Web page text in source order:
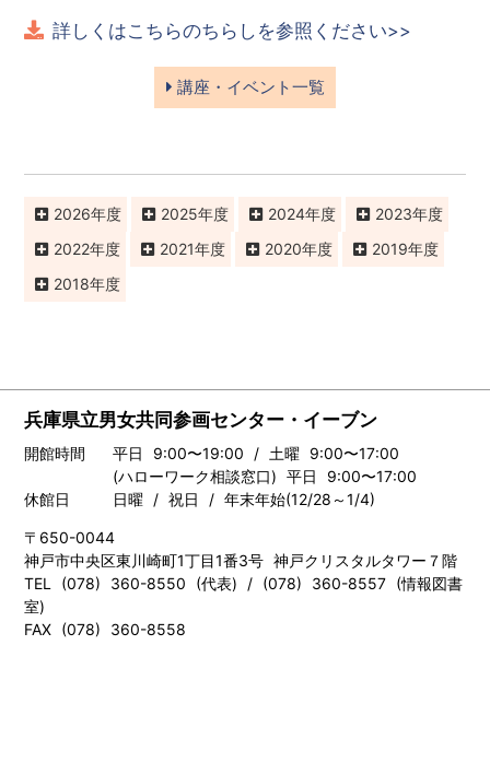
詳しくはこちらのちらしを参照ください>>
講座・イベント一覧
2026 2025 2024
2023
2022
2021 2020
2019
2018
兵庫県立男女共同参画センター・イーブン
開館時間
平日 9:00〜19:00 / 土曜 9:00〜17:00
(ハローワーク相談窓口) 平日 9:00〜17:00
休館日
日曜 / 祝日 / 年末年始(12/28～1/4)
〒650-0044
神戸市中央区東川崎町1丁目1番3号 神戸クリスタルタワー７階
TEL (078) 360-8550 (代表) / (078) 360-8557 (情報図書
室)
FAX (078) 360-8558